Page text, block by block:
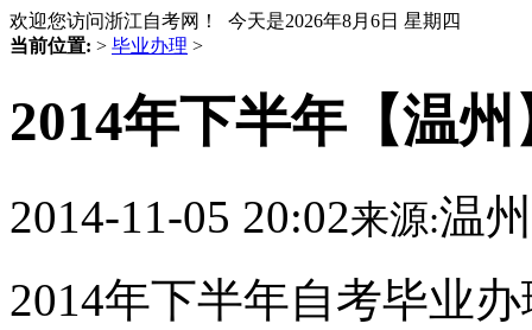
欢迎您访问浙江自考网！ 今天是2026年8月6日 星期四
当前位置: > 毕业办理 >
2014年下半年【温
2014-11-05 20:02来源:温
2014年下半年自考毕业